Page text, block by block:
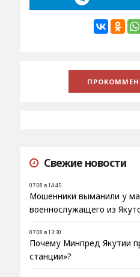
Свежие новости
07.08 в 14:45
Мошенники выманили у
военнослужащего из
07.08 в 13:30
Почему Минпред Якутии
станции»?